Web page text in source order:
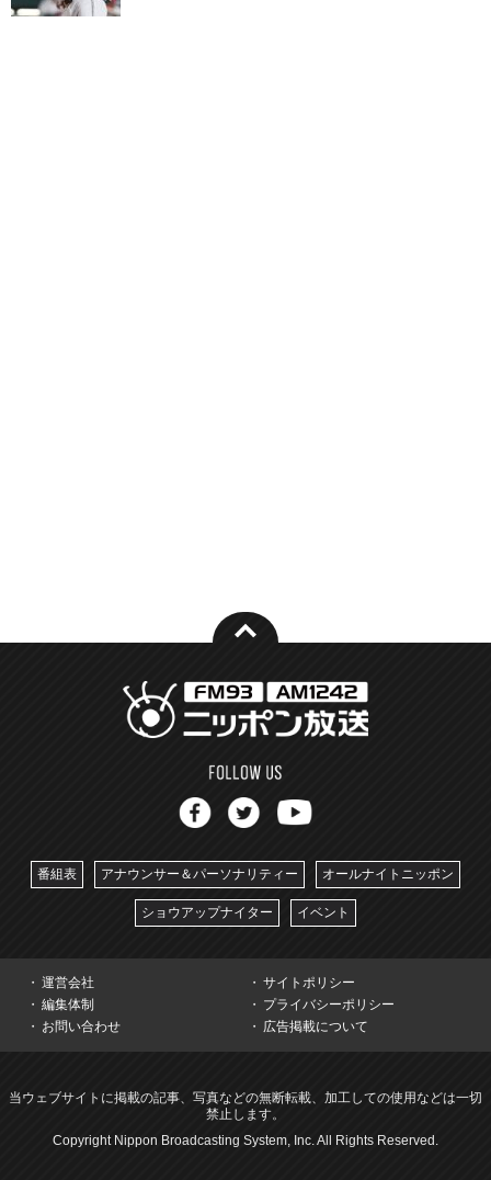
番組表 アナウンサー＆パーソナリティー オールナイトニッポン
ショウアップナイター イベント
運営会社
サイトポリシー
編集体制
プライバシーポリシー
お問い合わせ
広告掲載について
当ウェブサイトに掲載の記事、写真などの無断転載、加工しての使用などは一切
禁止します。
Copyright Nippon Broadcasting System, Inc. All Rights Reserved.